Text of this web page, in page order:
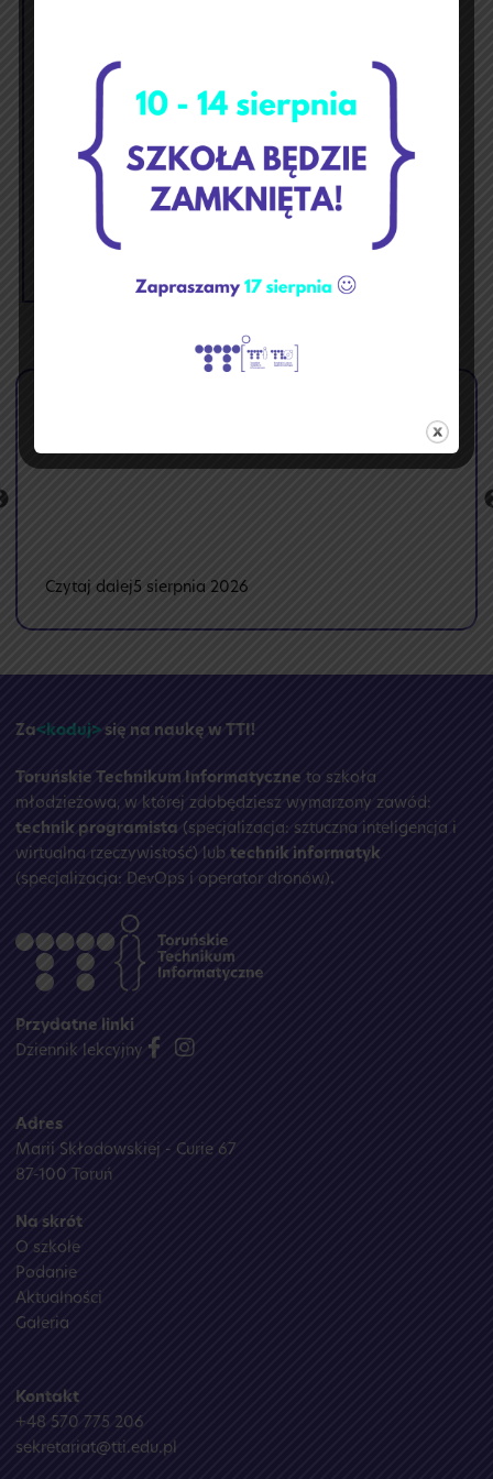
4 5 6 7
8
11 12 13 14
15
18 19 20 21
22
25 26 27 28
🏝️ Przerwa wakacyjna ☀️
Czytaj dalej:5 sierpnia 2026
Za<koduj> się na naukę w TTI!
Toruńskie Technikum Informatyczne to szkoła
młodzieżowa, w której zdobędziesz wymarzony zawód:
technik programista (specjalizacja: sztuczna inteligencja i
wirtualna rzeczywistość) lub technik informatyk
(specjalizacja: DevOps i operator dronów).
Przydatne linki
Dziennik lekcyjny
Adres
Marii Skłodowskiej - Curie 67
87-100 Toruń
Na skrót
O szkole
Podanie
Aktualności
Galeria
Kontakt
+48 570 775 206
sekretariat@tti.edu.pl